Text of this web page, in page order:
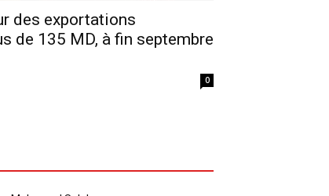
des exportations
de 135 MD, à fin septembre
0